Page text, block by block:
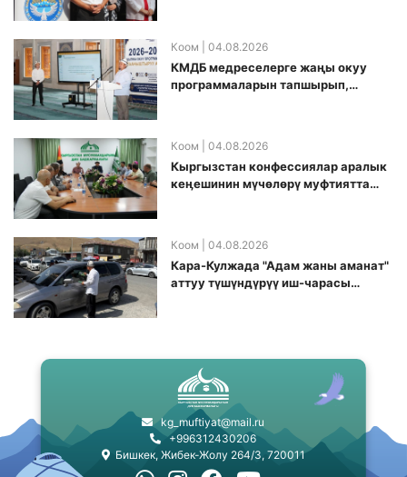
Коом | 04.08.2026
КМДБ медреселерге жаңы окуу
программаларын тапшырып,
Коом | 04.08.2026
Кыргызстан конфессиялар аралык
кеӊешинин мүчөлөрү муфтиятта
Коом | 04.08.2026
Кара-Кулжада "Адам жаны аманат"
аттуу түшүндүрүү иш-чарасы
kg_muftiyat@mail.ru
+996312430206
Бишкек, Жибек-Жолу 264/3, 720011